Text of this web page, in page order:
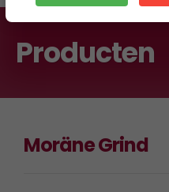
Producten
Moräne Grind